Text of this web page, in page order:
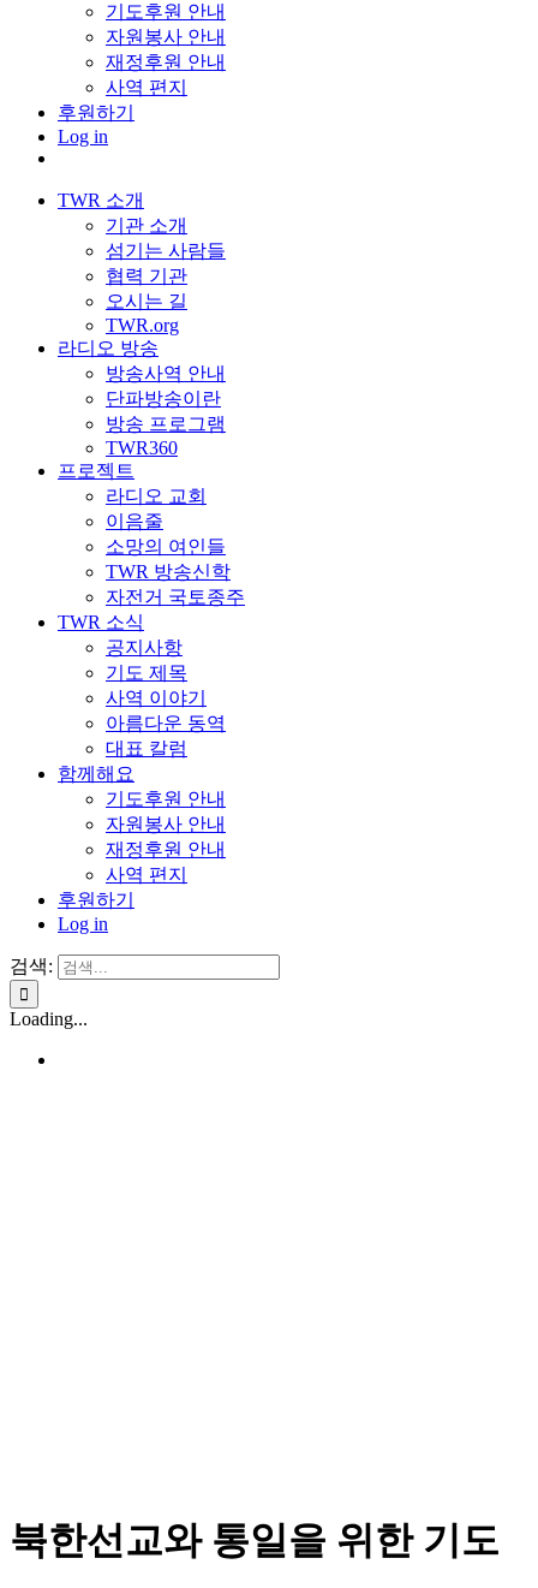
기도후원 안내
자원봉사 안내
재정후원 안내
사역 편지
후원하기
Log in
TWR 소개
기관 소개
섬기는 사람들
협력 기관
오시는 길
TWR.org
라디오 방송
방송사역 안내
단파방송이란
방송 프로그램
TWR360
프로젝트
라디오 교회
이음줄
소망의 여인들
TWR 방송신학
자전거 국토종주
TWR 소식
공지사항
기도 제목
사역 이야기
아름다운 동역
대표 칼럼
함께해요
기도후원 안내
자원봉사 안내
재정후원 안내
사역 편지
후원하기
Log in
검색:
Loading...
북한선교와 통일을 위한 기도